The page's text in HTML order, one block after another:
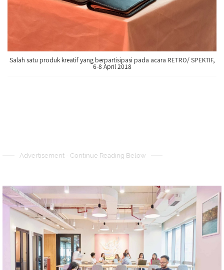
Salah satu produk kreatif yang berpartisipasi pada acara RETRO/ SPEKTIF,
6-8 April 2018
Advertisement - Continue Reading Below